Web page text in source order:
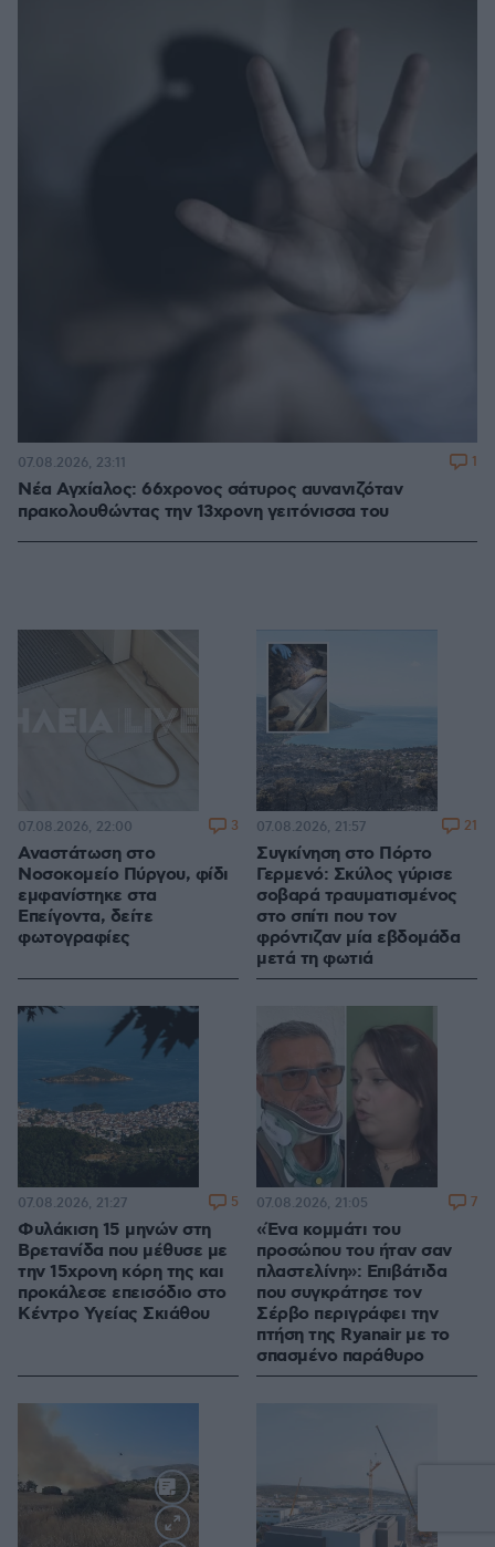
Νέα Αγχίαλος: 66χρονος σάτυρος αυνανιζόταν
πρακολουθώντας την 13χρονη γειτόνισσα του
07.08.2026, 23:11 1
Αναστάτωση στο
Νοσοκομείο Πύργου, φίδι
εμφανίστηκε στα
Επείγοντα, δείτε
φωτογραφίες
07.08.2026, 22:00 3
Συγκίνηση στο Πόρτο
Γερμενό: Σκύλος γύρισε
σοβαρά τραυματισμένος
στο σπίτι που τον
φρόντιζαν μία εβδομάδα
μετά τη φωτιά
07.08.2026, 21:57 21
Φυλάκιση 15 μηνών στη
Βρετανίδα που μέθυσε με
την 15χρονη κόρη της και
προκάλεσε επεισόδιο στο
Κέντρο Υγείας Σκιάθου
07.08.2026, 21:27 5
«Ένα κομμάτι του
προσώπου του ήταν σαν
πλαστελίνη»: Επιβάτιδα
που συγκράτησε τον
Σέρβο περιγράφει την
πτήση της Ryanair με το
σπασμένο παράθυρο
07.08.2026, 21:05 7